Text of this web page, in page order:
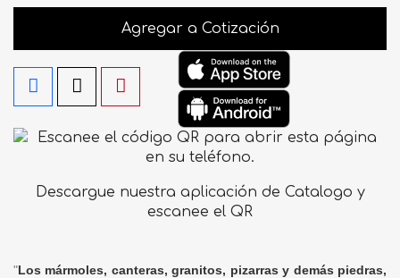
Agregar a Cotización
Descargue nuestra aplicación de Catalogo y
escanee el QR
"Los mármoles, canteras, granitos, pizarras y demás piedras,